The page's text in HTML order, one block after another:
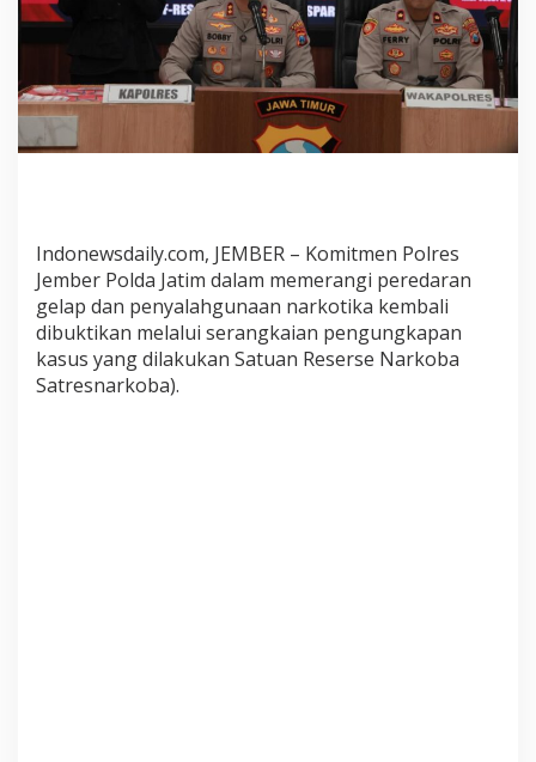
a
p
K
a
s
k
o
a
A
m
Indonewsdaily.com, JEMBER – Komitmen Polres
Jember Polda Jatim dalam memerangi peredaran
gelap dan penyalahgunaan narkotika kembali
dibuktikan melalui serangkaian pengungkapan
kasus yang dilakukan Satuan Reserse Narkoba
Satresnarkoba).